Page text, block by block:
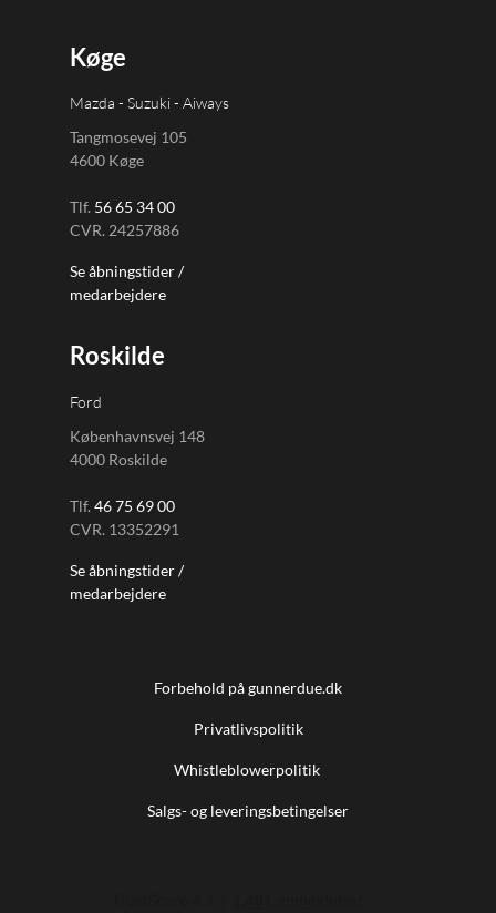
Køge
Mazda - Suzuki - Aiways
Tangmosevej 105
4600 Køge
Tlf. 56 65 34 00
CVR. 24257886
Se åbningstider /
medarbejdere
Roskilde
Ford
Københavnsvej 148
4000 Roskilde
Tlf. 46 75 69 00
CVR. 13352291
Se åbningstider /
medarbejdere
Forbehold på gunnerdue.dk
Privatlivspolitik
Whistleblowerpolitik
Salgs- og leveringsbetingelser